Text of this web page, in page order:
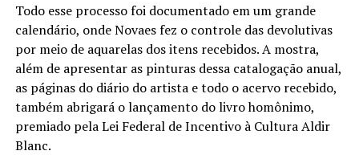
Todo esse processo foi documentado em um grande
calendário, onde Novaes fez o controle das devolutivas
por meio de aquarelas dos itens recebidos. A mostra,
além de apresentar as pinturas dessa catalogação anual,
as páginas do diário do artista e todo o acervo recebido,
também abrigará o lançamento do livro homônimo,
premiado pela Lei Federal de Incentivo à Cultura Aldir
Blanc.